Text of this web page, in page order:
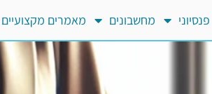
פנסיוני מחשבונים מאמרים מקצועיים